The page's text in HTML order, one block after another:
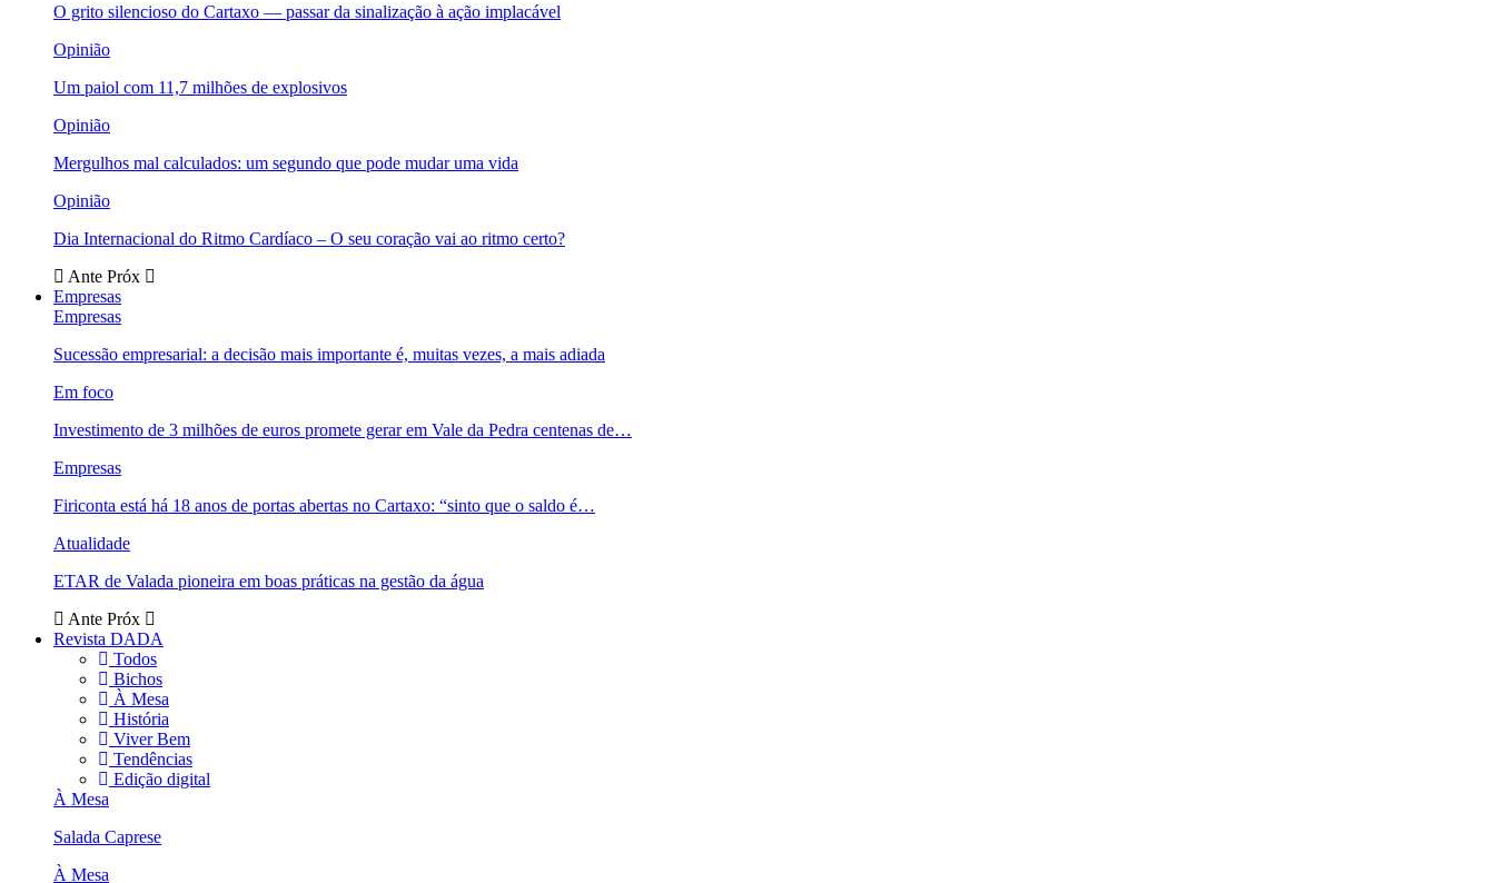
O grito silencioso do Cartaxo — passar da sinalização à ação implacável
Opinião
Um paiol com 11,7 milhões de explosivos
Opinião
Mergulhos mal calculados: um segundo que pode mudar uma vida
Opinião
Dia Internacional do Ritmo Cardíaco – O seu coração vai ao ritmo certo?
Ante Próx
Empresas
Empresas
Sucessão empresarial: a decisão mais importante é, muitas vezes, a mais adiada
Em foco
Investimento de 3 milhões de euros promete gerar em Vale da Pedra centenas de…
Empresas
Firiconta está há 18 anos de portas abertas no Cartaxo: “sinto que o saldo é…
Atualidade
ETAR de Valada pioneira em boas práticas na gestão da água
Ante Próx
Revista DADA
Todos
Bichos
À Mesa
História
Viver Bem
Tendências
Edição digital
À Mesa
Salada Caprese
À Mesa